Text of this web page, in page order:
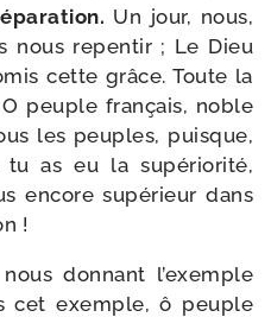
Un jour, nous,
nous repen­tir ; Le Dieu
cette grâce. Toute la
peuple fran­çais, noble
les peuples, puisque,
tu as eu la supé­rio­ri­té,
encore supé­rieur dans
!
don­nant l’exemple
cet exemple, ô peuple